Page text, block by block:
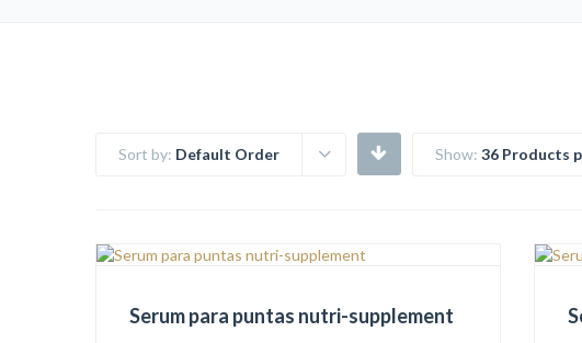
Sort by: Default Order Show: 36 Products
Serum para puntas nutri-supplement